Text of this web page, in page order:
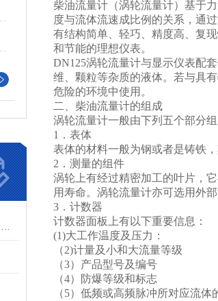
柴油流量计（涡轮流量计）基于
度与流体流速成比例的关系，通
有结构简单、轻巧、精度高、复
和节能的理想仪表。
DN125涡轮流量计与显示仪表配
维、颗粒等杂质的液体。若与具
危险的环境中使用。
二、柴油流量计的组成
涡轮流量计一般由下列五个部分组
1 ．表体
表体的材料一般为钢或者是铸铁
2 ．测量的组件
涡轮上有经过精密加工的叶片，
用寿命。涡轮流量计亦可选用外
3 ．计数器
计数器面板上有以下重要信息：
(1)大工作温度及压力：
（2)计量及小和大流量等级
（3）产品型号及编号
（4）防爆等级和标志
（5）低频或高频脉冲所对应流体